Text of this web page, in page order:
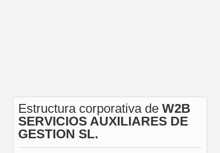
Estructura corporativa de W2B
SERVICIOS AUXILIARES DE
GESTION SL.